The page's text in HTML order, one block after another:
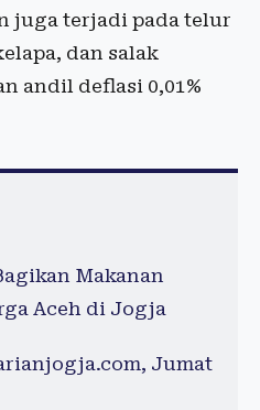
juga terjadi pada telur
dan salak
andil deflasi 0,01%
Makanan
Aceh di Jogja
Jumat